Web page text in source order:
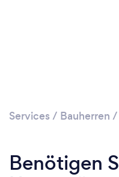
Services / Bauherren /
Benötigen